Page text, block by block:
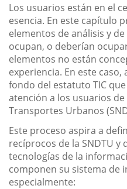
Los usuarios están en el
esencia. En este capítulo
elementos de análisis y
ocupan, o deberían
elementos no están
experiencia. En este
fondo del estatuto TIC
atención a los usuarios
Transportes Urbanos
Este proceso aspira a
recíprocos de la SNDTU y
tecnologías de la
componen su sistema de
especialmente: